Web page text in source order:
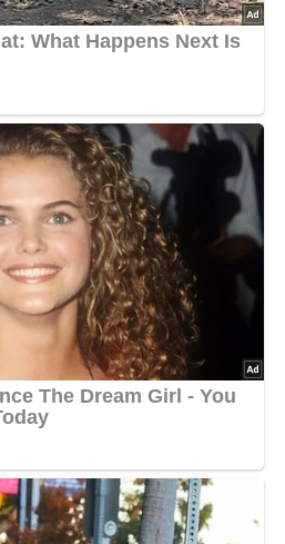
grüne Bohnen
zum Rezept?
einen Kommentar am
eine Bewertung!